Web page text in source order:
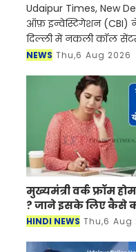
Udaipur Times, New
ऑफ़ इन्वेस्टिगेशन (CBI)
दिल्ली में नकली कॉल
ज़रिए चल रहे एक बड़े
NEWS Thu,6 Aug 2026
मुख्यमंत्री वर्क फ्रॉम
? जाने इसके लिए कैसे
HINDI NEWS Thu,6 Aug